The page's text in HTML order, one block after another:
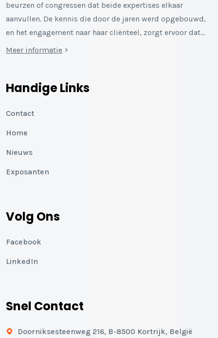
beurzen of congressen dat beide expertises elkaar
aanvullen. De kennis die door de jaren werd opgebouwd,
en het engagement naar haar cliënteel, zorgt ervoor dat…
Meer informatie
Handige Links
Contact
Home
Nieuws
Exposanten
Volg Ons
Facebook
LinkedIn
Snel Contact
Doorniksesteenweg 216, B-8500 Kortrijk, België